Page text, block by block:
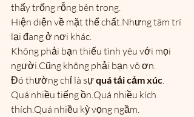
thấy trống rỗng bên trong.
Hiện diện về mặt thể chất.Nhưng tâm trí
lại đang ở nơi khác.
Không phải bạn thiếu tình yêu với mọi
người.Cũng không phải bạn vô ơn.
Đó thường chỉ là sự quá tải cảm xúc.
Quá nhiều tiếng ồn.Quá nhiều kích
thích.Quá nhiều kỳ vọng ngầm.